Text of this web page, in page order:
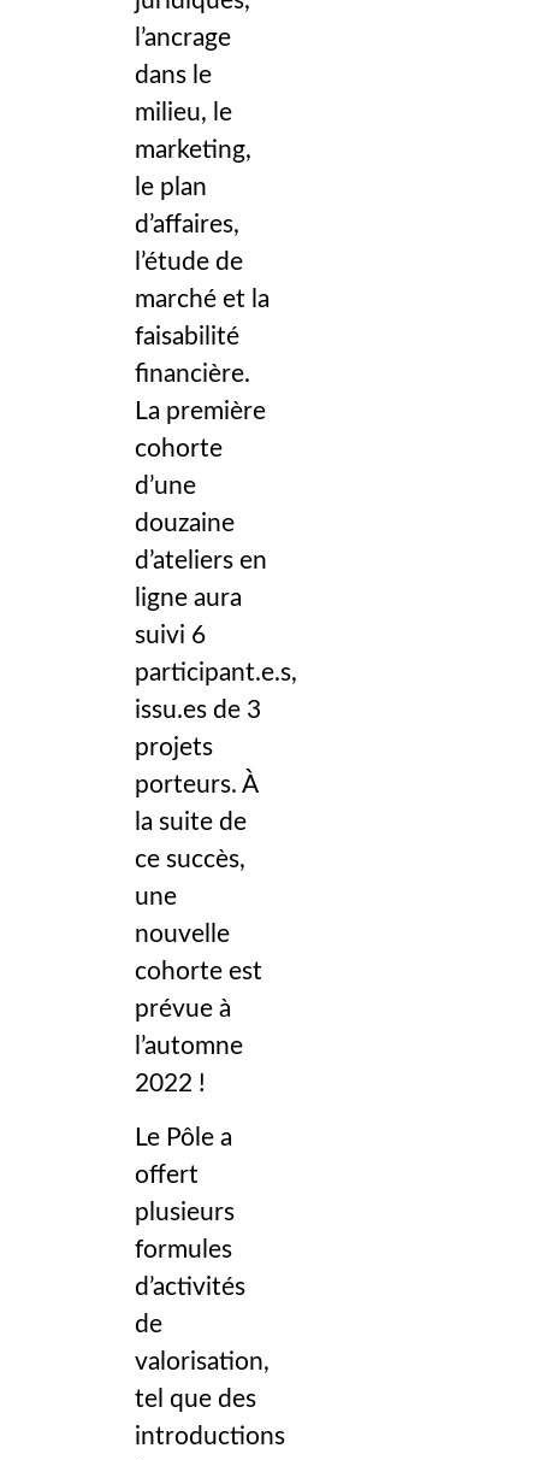
l’ancrage
dans le
milieu, le
marketing,
le plan
d’affaires,
l’étude de
marché et la
faisabilité
financière.
La première
cohorte
d’une
douzaine
d’ateliers en
ligne aura
suivi 6
participant.e.s,
issu.es de 3
projets
porteurs. À
la suite de
ce succès,
une
nouvelle
cohorte est
prévue à
l’automne
2022 !
Le Pôle a
offert
plusieurs
formules
d’activités
de
valorisation,
tel que des
introductions